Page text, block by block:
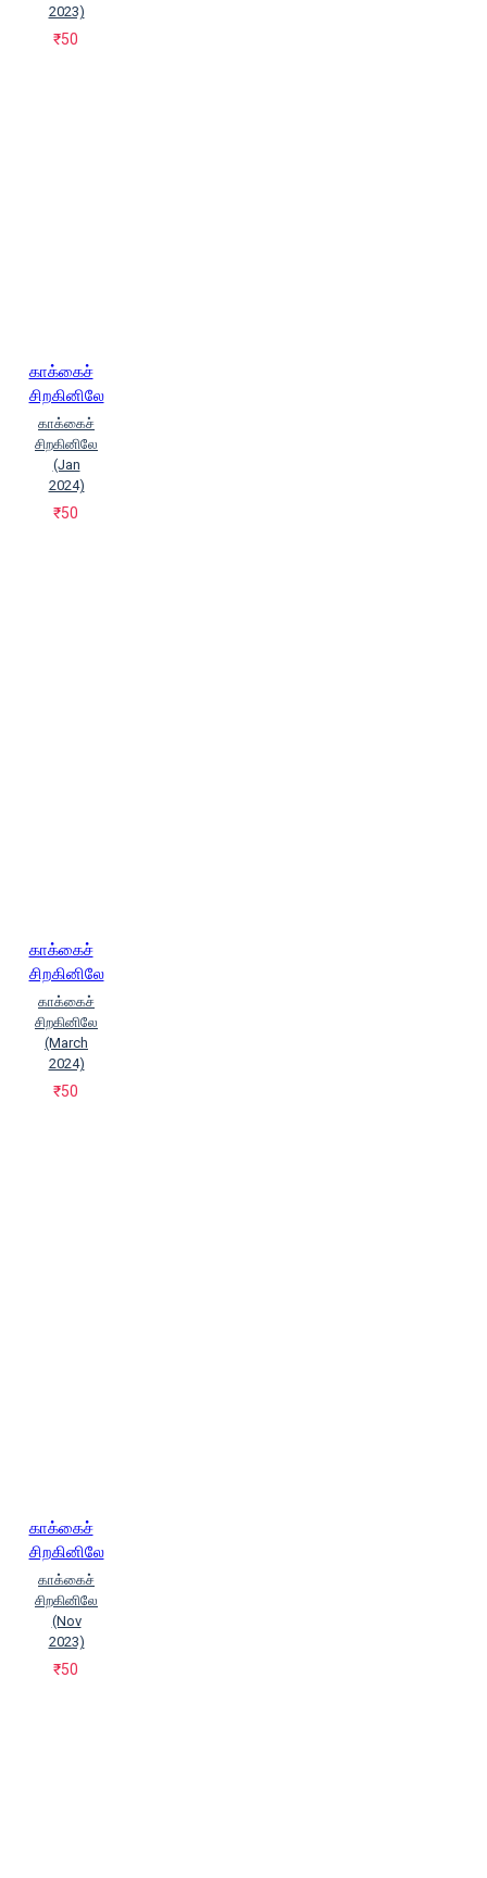
2023)
₹50
காக்கைச்
சிறகினிலே
காக்கைச்
சிறகினிலே
(Jan
2024)
₹50
காக்கைச்
சிறகினிலே
காக்கைச்
சிறகினிலே
(March
2024)
₹50
காக்கைச்
சிறகினிலே
காக்கைச்
சிறகினிலே
(Nov
2023)
₹50